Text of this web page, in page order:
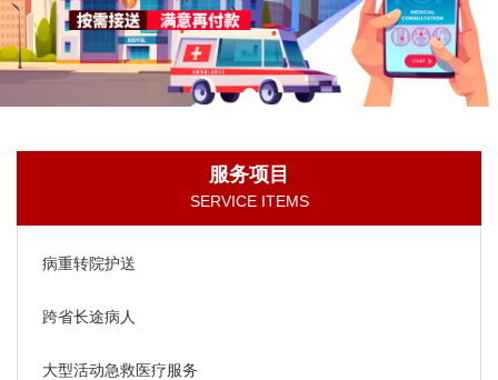
服务项目
SERVICE ITEMS
病重转院护送
跨省长途病人
大型活动急救医疗服务